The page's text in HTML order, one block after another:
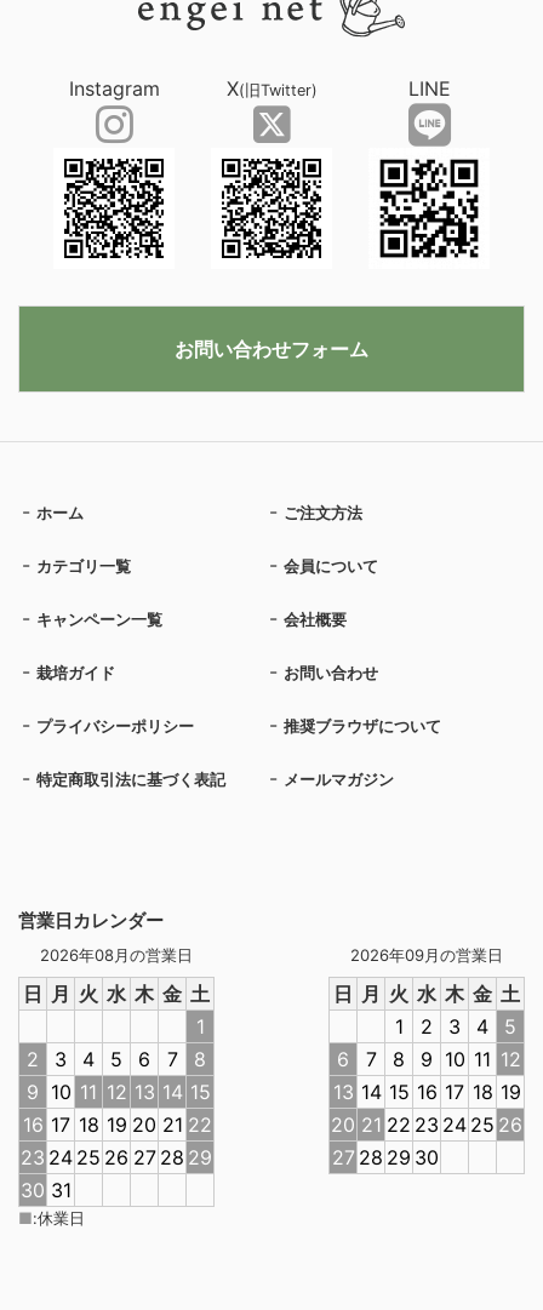
営業日カレンダー
2026年08月の営業日
日 月 火 水 木 金 土
1
2
3 4 5 6 7
8
9 10 11 12 13 14 15
16 17 18 19 20 21 22
23 24 25 26 27 28 29
30 31
2026年09月の営業日
日 月 火 水 木 金 土
1
2 3 4
5
6
7 8 9 10 11 12
13 14 15 16 17 18 19
20 21 22 23 24 25 26
27 28 29 30
■:休業日
ホーム ご注文方法
カテゴリ一覧 会員について
キャンペーン一覧 会社概要
栽培ガイド お問い合わせ
プライバシーポリシー 推奨ブラウザについて
特定商取引法に基づく表記 メールマガジン
Instagram X(旧Twitter) LINE
お問い合わせフォーム